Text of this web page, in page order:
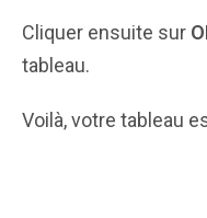
Cliquer ensuite sur
tableau.
Voilà, votre tableau